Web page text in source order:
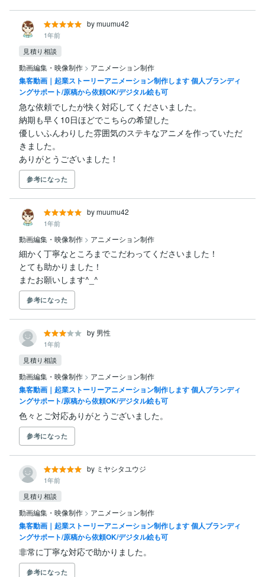
by muumu42
1年前
見積り相談
動画編集・映像制作 > アニメーション制作
集客動画｜起業ストーリーアニメーション制作します 個人ブランディ
ングサポート/原稿から依頼OK/デジタル絵も可
急な依頼でしたが快く対応してくださいました。
納期も早く10日ほどでこちらの希望した
優しいふんわりした雰囲気のステキなアニメを作っていただ
きました。
ありがとうございました！
参考になった
by muumu42
1年前
動画編集・映像制作 > アニメーション制作
細かく丁寧なところまでこだわってくださいました！
とても助かりました！
またお願いします^_^
参考になった
by 男性
1年前
見積り相談
動画編集・映像制作 > アニメーション制作
集客動画｜起業ストーリーアニメーション制作します 個人ブランディ
ングサポート/原稿から依頼OK/デジタル絵も可
色々とご対応ありがとうございました。
参考になった
by ミヤシタユウジ
1年前
見積り相談
動画編集・映像制作 > アニメーション制作
集客動画｜起業ストーリーアニメーション制作します 個人ブランディ
ングサポート/原稿から依頼OK/デジタル絵も可
非常に丁寧な対応で助かりました。
参考になった